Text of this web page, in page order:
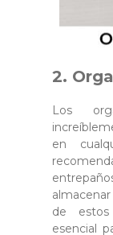
2.
Los
en
de
esencial